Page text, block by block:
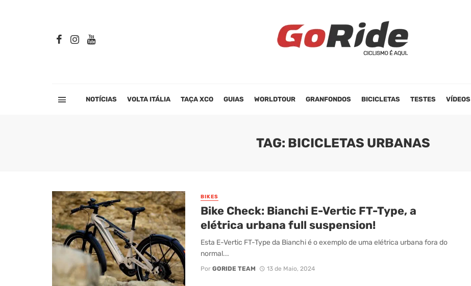
NOTÍCIAS VOLTA ITÁLIA TAÇA XCO GUIAS WORLDTOUR GRANFONDOS BICICLETAS TESTES VÍDEOS
TAG: BICICLETAS URBANAS
BIKES
Bike Check: Bianchi E-Vertic FT-Type, a
elétrica urbana full suspension!
Esta E-Vertic FT-Type da Bianchi é o exemplo de uma elétrica urbana fora do
normal...
Por GORIDE TEAM 13 de Maio, 2024